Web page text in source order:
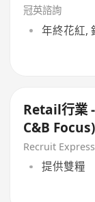
冠英諮詢
年終花紅,
Retail行業
C&B Focus)
Recruit
提供雙糧